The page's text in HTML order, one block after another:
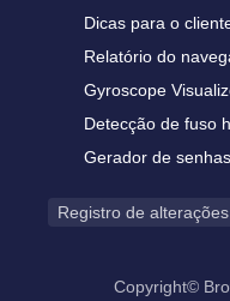
Dicas para o
Relatório do
Gyroscope
Detecção de fuso
Gerador de senhas
Registro de alterações
Copyright©